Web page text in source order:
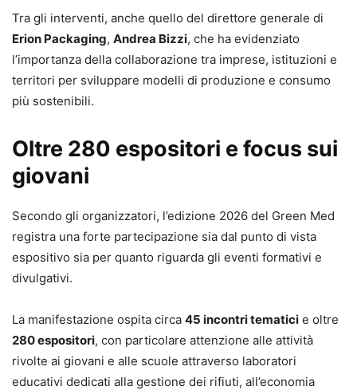
Tra gli interventi, anche quello del direttore generale di
Erion Packaging, Andrea Bizzi, che ha evidenziato
l’importanza della collaborazione tra imprese, istituzioni e
territori per sviluppare modelli di produzione e consumo
più sostenibili.
Oltre 280 espositori e focus sui
giovani
Secondo gli organizzatori, l’edizione 2026 del Green Med
registra una forte partecipazione sia dal punto di vista
espositivo sia per quanto riguarda gli eventi formativi e
divulgativi.
La manifestazione ospita circa 45 incontri tematici e oltre
280 espositori, con particolare attenzione alle attività
rivolte ai giovani e alle scuole attraverso laboratori
educativi dedicati alla gestione dei rifiuti, all’economia